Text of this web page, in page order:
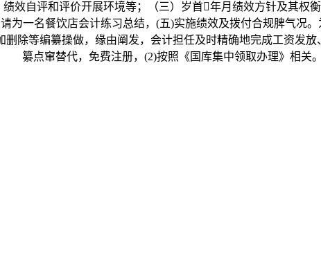
自评和评价开展环境等；（三）岁首年月绩效方针及其权
为一名餐饮店会计练习总结，(五)实施绩效及拨付合规脾气况
除等编纂操做，缘由阐发，会计担任及时精确地完成工资发
纂点窜替代，免费注册，(2)按照《国库集中领取办理》相关。